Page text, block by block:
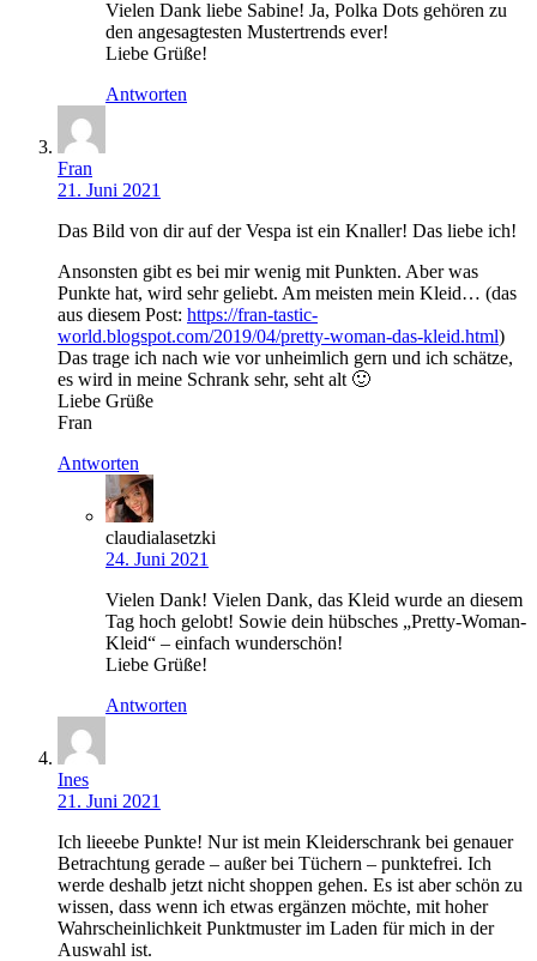
Vielen Dank liebe Sabine! Ja, Polka Dots gehören zu
den angesagtesten Mustertrends​ ever!
Liebe Grüße!
Antworten
Fran
21. Juni 2021
Das Bild von dir auf der Vespa ist ein Knaller! Das liebe ich!
Ansonsten gibt es bei mir wenig mit Punkten. Aber was
Punkte hat, wird sehr geliebt. Am meisten mein Kleid… (das
aus diesem Post: https://fran-tastic-
world.blogspot.com/2019/04/pretty-woman-das-kleid.html)
Das trage ich nach wie vor unheimlich gern und ich schätze,
es wird in meine Schrank sehr, seht alt 🙂
Liebe Grüße
Fran
Antworten
claudialasetzki
24. Juni 2021
Vielen Dank! Vielen Dank, das Kleid wurde an diesem
Tag hoch gelobt! Sowie dein hübsches „Pretty-Woman-
Kleid“ – einfach wunderschön!
Liebe Grüße!
Antworten
Ines
21. Juni 2021
Ich lieeebe Punkte! Nur ist mein Kleiderschrank bei genauer
Betrachtung gerade – außer bei Tüchern – punktefrei. Ich
werde deshalb jetzt nicht shoppen gehen. Es ist aber schön zu
wissen, dass wenn ich etwas ergänzen möchte, mit hoher
Wahrscheinlichkeit Punktmuster im Laden für mich in der
Auswahl ist.